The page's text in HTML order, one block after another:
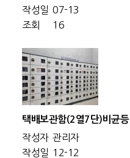
작성일 07-13
조회
16
택배보관함(2열7단)비균등
작성자 관리자
작성일 12-12